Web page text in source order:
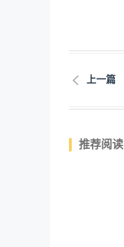
上一篇
推荐阅读